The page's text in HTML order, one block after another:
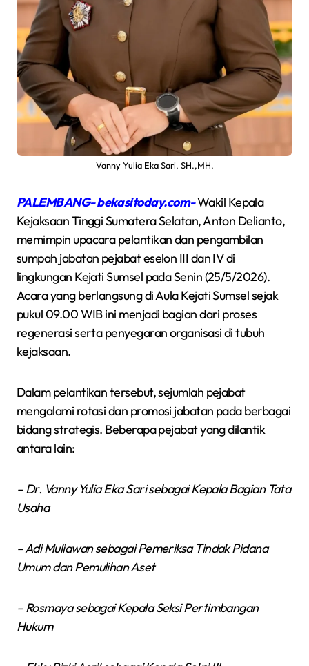
Vanny Yulia Eka Sari, SH.,MH.
PALEMBANG- bekasitoday.com-Wakil Kepala
Kejaksaan Tinggi Sumatera Selatan, Anton Delianto,
memimpin upacara pelantikan dan pengambilan
sumpah jabatan pejabat eselon III dan IV di
lingkungan Kejati Sumsel pada Senin (25/5/2026).
Acara yang berlangsung di Aula Kejati Sumsel sejak
pukul 09.00 WIB ini menjadi bagian dari proses
regenerasi serta penyegaran organisasi di tubuh
kejaksaan.
Dalam pelantikan tersebut, sejumlah pejabat
mengalami rotasi dan promosi jabatan pada berbagai
bidang strategis. Beberapa pejabat yang dilantik
antara lain:
– Dr. Vanny Yulia Eka Sari sebagai Kepala Bagian Tata
Usaha
– Adi Muliawan sebagai Pemeriksa Tindak Pidana
Umum dan Pemulihan Aset
– Rosmaya sebagai Kepala Seksi Pertimbangan
Hukum